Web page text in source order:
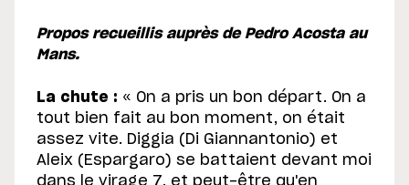
Propos recueillis auprès de Pedro Acosta au
Mans.
La chute : « On a pris un bon départ. On a
tout bien fait au bon moment, on était
assez vite. Diggia (Di Giannantonio) et
Aleix (Espargaro) se battaient devant moi
dans le virage 7, et peut-être qu'en